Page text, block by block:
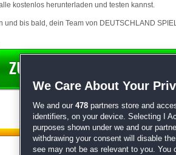
kostenlos herunterladen und testen kannst.
und bis bald, dein Team von DEUTSCHLAND
We Care About Your
We and our 478 partners store and
identifiers, on your device. Selecting I
purposes shown under we and our
withdrawing your consent will disable
see may not be as relevant to you. You